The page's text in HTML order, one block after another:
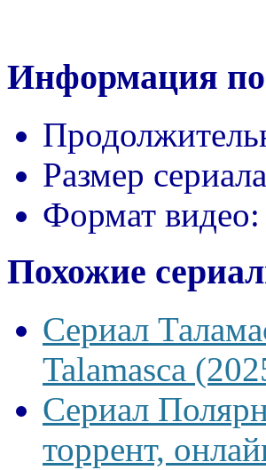
Информация по
Размер
Формат видео:
Похожие
Сериал
Talamasca
Сериал
торрент,